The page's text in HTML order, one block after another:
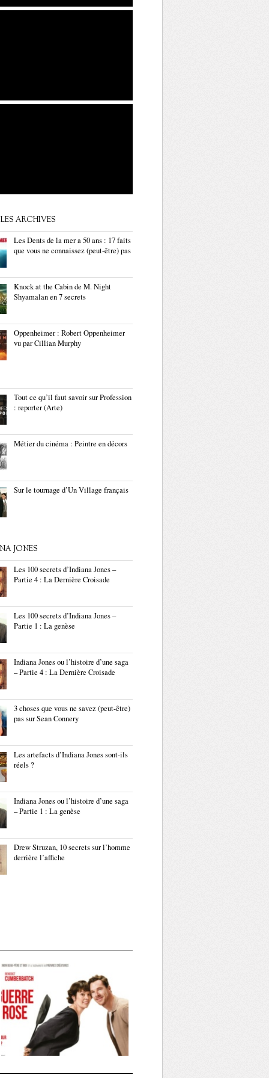
ARCHIVES
Les Dents de la mer a 50 ans : 17 faits
que vous ne connaissez (peut-être) pas
Knock at the Cabin de M. Night
Shyamalan en 7 secrets
Oppenheimer : Robert Oppenheimer
vu par Cillian Murphy
Tout ce qu’il faut savoir sur Profession
: reporter (Arte)
Métier du cinéma : Peintre en décors
Sur le tournage d’Un Village français
JONES
Les 100 secrets d’Indiana Jones –
Partie 4 : La Dernière Croisade
Les 100 secrets d’Indiana Jones –
Partie 1 : La genèse
Indiana Jones ou l’histoire d’une saga
– Partie 4 : La Dernière Croisade
3 choses que vous ne savez (peut-être)
pas sur Sean Connery
Les artefacts d’Indiana Jones sont-ils
réels ?
Indiana Jones ou l’histoire d’une saga
– Partie 1 : La genèse
Drew Struzan, 10 secrets sur l’homme
derrière l’affiche